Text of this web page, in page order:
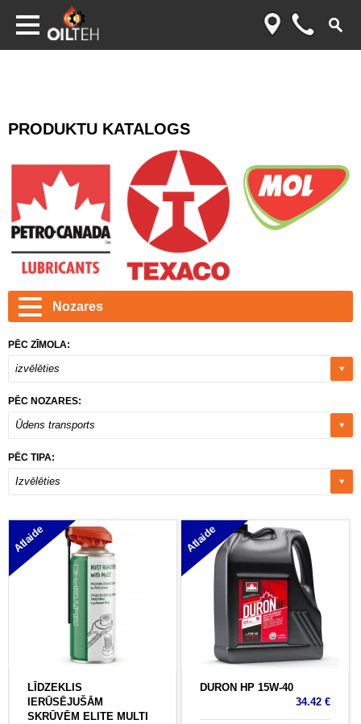
PRODUKTU KATALOGS
Nozares
PĒC ZĪMOLA:
izvēlēties
PĒC NOZARES:
Ūdens transports
PĒC TIPA:
Izvēlēties
Atlaide
LĪDZEKLIS
IERŪSĒJUŠĀM
SKRŪVĒM ELITE MULTI
Atlaide
DURON HP 15W-40
34.42 €